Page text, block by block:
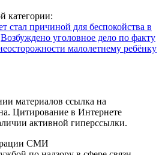
категории:
стал причиной для беспокойства в
Возбуждено уголовное дело по факту
малолетнему ребёнку
материалов ссылка на
Цитирование в Интернете
активной гиперссылки.
СМИ